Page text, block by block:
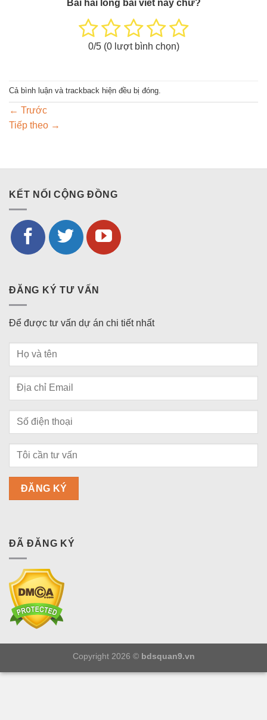
Bài hài lòng bài viết này chứ?
0/5 (0lượt bình chọn)
Cả bình luận và trackback hiện đều bị đóng.
← Trước
Tiếp theo →
KẾT NỐI CỘNG ĐỒNG
ĐĂNG KÝ TƯ VẤN
Để được tư vấn dự án chi tiết nhất
ĐÃ ĐĂNG KÝ
Copyright 2026 © bdsquan9.vn